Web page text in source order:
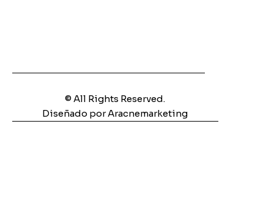
© All Rights Reserved.
Diseñado por Aracnemarketing